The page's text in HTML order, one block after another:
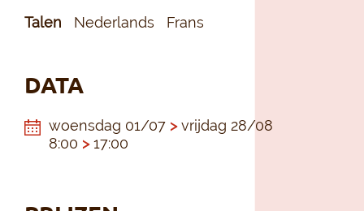
Talen
Nederlands Frans
DATA
woensdag 01/07 >vrijdag 28/08
8:00 >17:00